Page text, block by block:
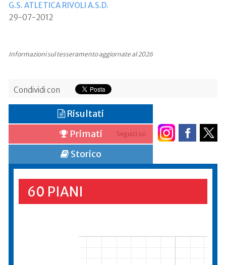
G.S. ATLETICA RIVOLI A.S.D.
29-07-2012
Informazioni sul tesseramento aggiornate al 2026
Condividi con
Seguici su:
Risultati
Primati
Storico
60 PIANI